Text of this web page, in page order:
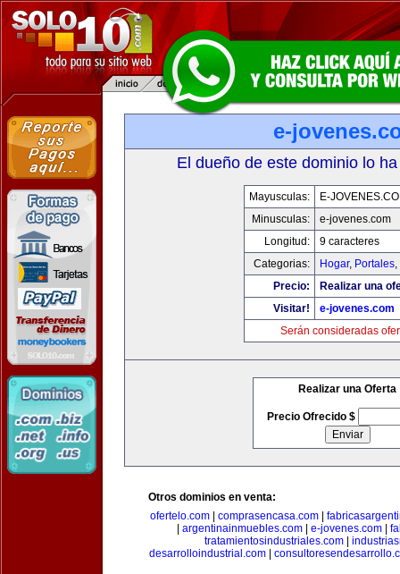
e-
El dueño de este dominio lo
Mayusculas:
E-
Minusculas:
e-jovenes.com
Longitud:
9 caracteres
Categorias:
Hogar, Portales,
Precio:
Realizar una
Visitar!
e-jovenes.com
Serán consideradas
Realizar una Oferta
Precio Ofrecido $
Otros dominios en venta:
ofertelo.com| comprasencasa.com|
argentinainmuebles.com| e-jovenes.com|
tratamientosindustriales.com
desarrolloindustrial.com|